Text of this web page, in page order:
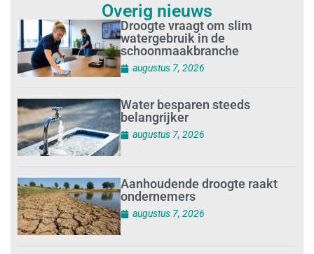
Overig nieuws
Droogte vraagt om slim
watergebruik in de
schoonmaakbranche
augustus 7, 2026
Water besparen steeds
belangrijker
augustus 7, 2026
Aanhoudende droogte raakt
ondernemers
augustus 7, 2026